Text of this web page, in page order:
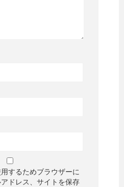
するためブラウザーに
ドレス、サイトを保存